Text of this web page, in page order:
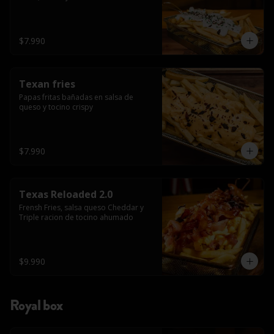
$7.990
Texan fries
Papas fritas bañadas en salsa de
queso y tocino crispy
$7.990
Texas Reloaded 2.0
Frensh Fries, salsa queso Cheddar y
Triple racion de tocino ahumado
$9.990
Royal box